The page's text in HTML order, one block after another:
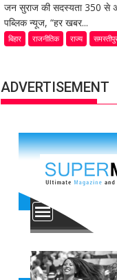
जन सुराज की सदस्यता 350 से
पब्लिक न्यूज, “हर खबर...
बिहार राजनीतिक राज्य
ADVERTISEMENT